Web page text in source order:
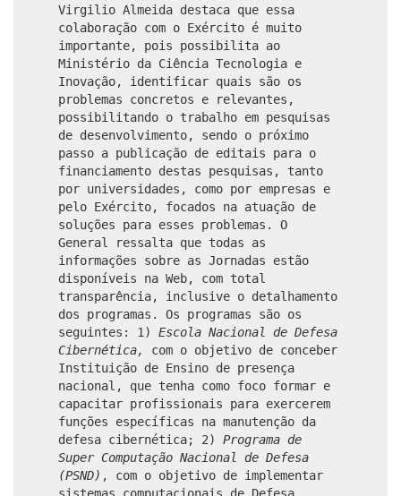
Virgilio Almeida destaca que essa
colaboração com o Exército é muito
importante, pois possibilita ao
Ministério da Ciência Tecnologia e
Inovação, identificar quais são os
problemas concretos e relevantes,
possibilitando o trabalho em pesquisas
de desenvolvimento, sendo o próximo
passo a publicação de editais para o
financiamento destas pesquisas, tanto
por universidades, como por empresas e
pelo Exército, focados na atuação de
soluções para esses problemas. O
General ressalta que todas as
informações sobre as Jornadas estão
disponíveis na Web, com total
transparência, inclusive o detalhamento
dos programas. Os programas são os
seguintes: 1) Escola Nacional de Defesa
Cibernética, com o objetivo de conceber
Instituição de Ensino de presença
nacional, que tenha como foco formar e
capacitar profissionais para exercerem
funções específicas na manutenção da
defesa cibernética; 2) Programa de
Super Computação Nacional de Defesa
(PSND) , com o objetivo de implementar
sistemas computacionais de Defesa,